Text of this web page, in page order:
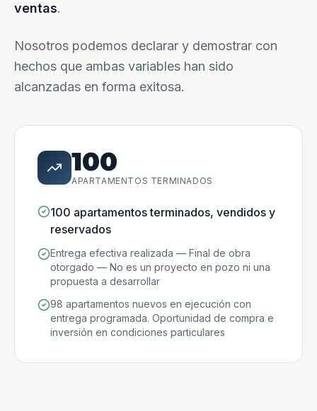
ventas.
Nosotros podemos declarar y demostrar con
hechos que ambas variables han sido
alcanzadas en forma exitosa.
100
APARTAMENTOS TERMINADOS
100 apartamentos terminados, vendidos y
reservados
Entrega efectiva realizada — Final de obra
otorgado — No es un proyecto en pozo ni una
propuesta a desarrollar
98 apartamentos nuevos en ejecución con
entrega programada. Oportunidad de compra e
inversión en condiciones particulares